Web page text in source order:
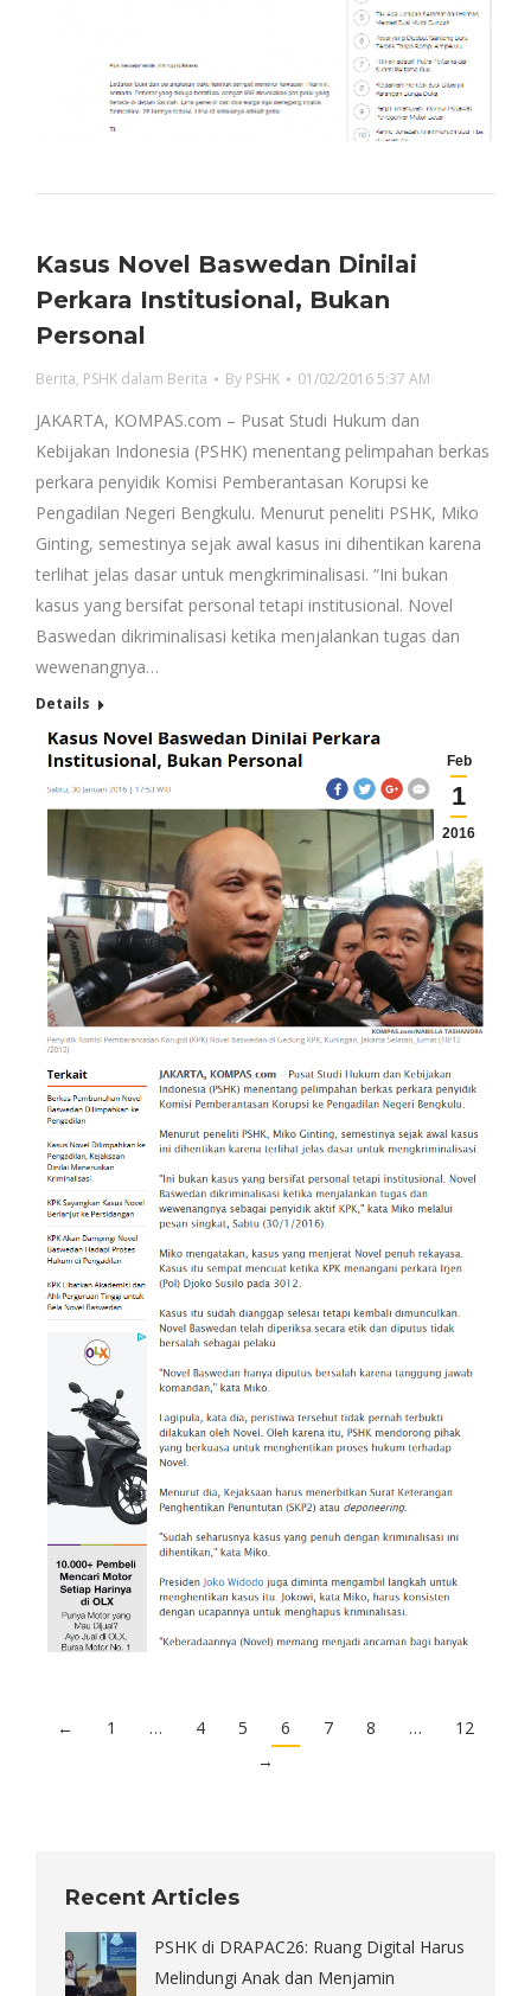
Kasus Novel Baswedan Dinilai
Perkara Institusional, Bukan
Personal
Berita, PSHK dalam Berita By PSHK 01/02/2016 5:37 AM
JAKARTA, KOMPAS.com – Pusat Studi Hukum dan
Kebijakan Indonesia (PSHK) menentang pelimpahan berkas
perkara penyidik Komisi Pemberantasan Korupsi ke
Pengadilan Negeri Bengkulu. Menurut peneliti PSHK, Miko
Ginting, semestinya sejak awal kasus ini dihentikan karena
terlihat jelas dasar untuk mengkriminalisasi. “Ini bukan
kasus yang bersifat personal tetapi institusional. Novel
Baswedan dikriminalisasi ketika menjalankan tugas dan
wewenangnya…
Details
Feb
1
2016
← 1 … 4 5 6 7 8 …
12
→
Recent Articles
PSHK di DRAPAC26: Ruang Digital Harus
Melindungi Anak dan Menjamin